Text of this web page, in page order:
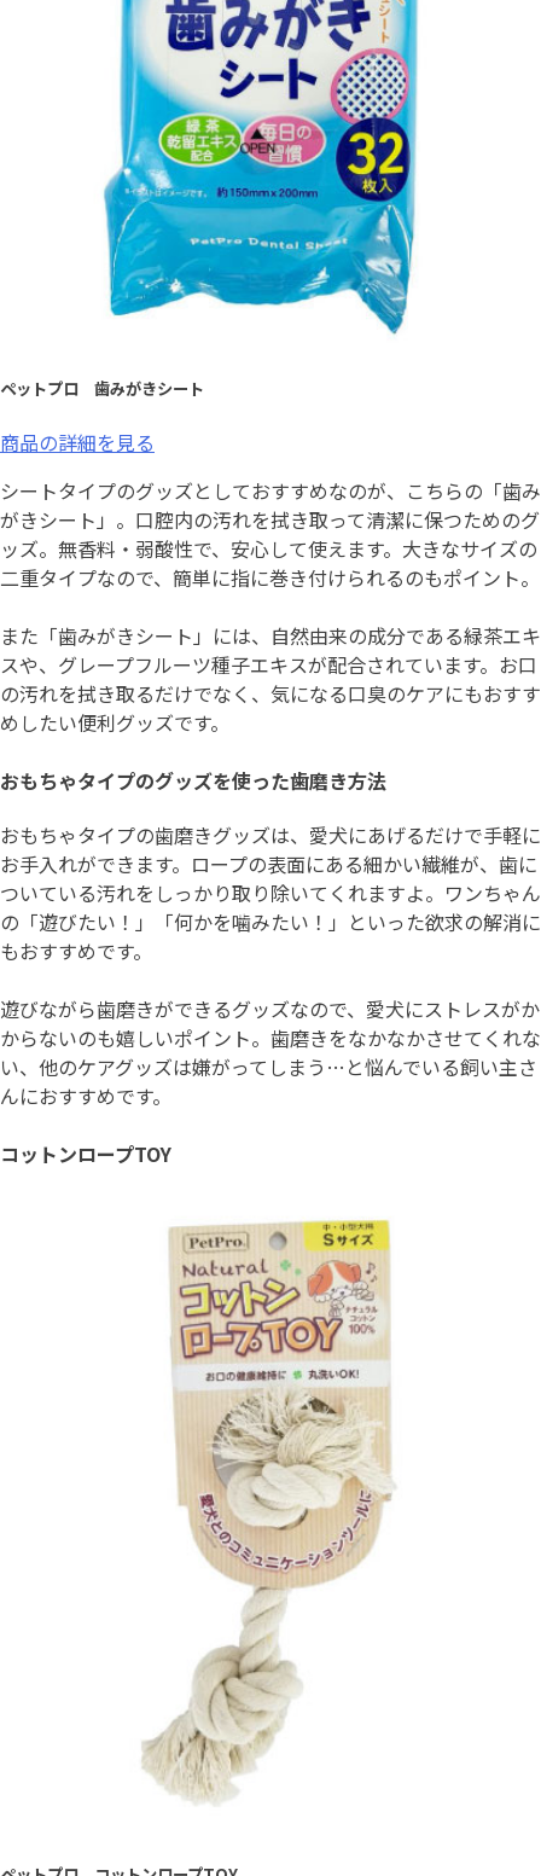
ペットプロ 歯みがきシート
商品の詳細を見る
シートタイプのグッズとしておすすめなのが、こちらの「歯み
がきシート」。口腔内の汚れを拭き取って清潔に保つためのグ
ッズ。無香料・弱酸性で、安心して使えます。大きなサイズの
二重タイプなので、簡単に指に巻き付けられるのもポイント。
また「歯みがきシート」には、自然由来の成分である緑茶エキ
スや、グレープフルーツ種子エキスが配合されています。お口
の汚れを拭き取るだけでなく、気になる口臭のケアにもおすす
めしたい便利グッズです。
おもちゃタイプのグッズを使った歯磨き方法
おもちゃタイプの歯磨きグッズは、愛犬にあげるだけで手軽に
お手入れができます。ロープの表面にある細かい繊維が、歯に
ついている汚れをしっかり取り除いてくれますよ。ワンちゃん
の「遊びたい！」「何かを噛みたい！」といった欲求の解消に
もおすすめです。
遊びながら歯磨きができるグッズなので、愛犬にストレスがか
からないのも嬉しいポイント。歯磨きをなかなかさせてくれな
い、他のケアグッズは嫌がってしまう…と悩んでいる飼い主さ
んにおすすめです。
コットンロープTOY